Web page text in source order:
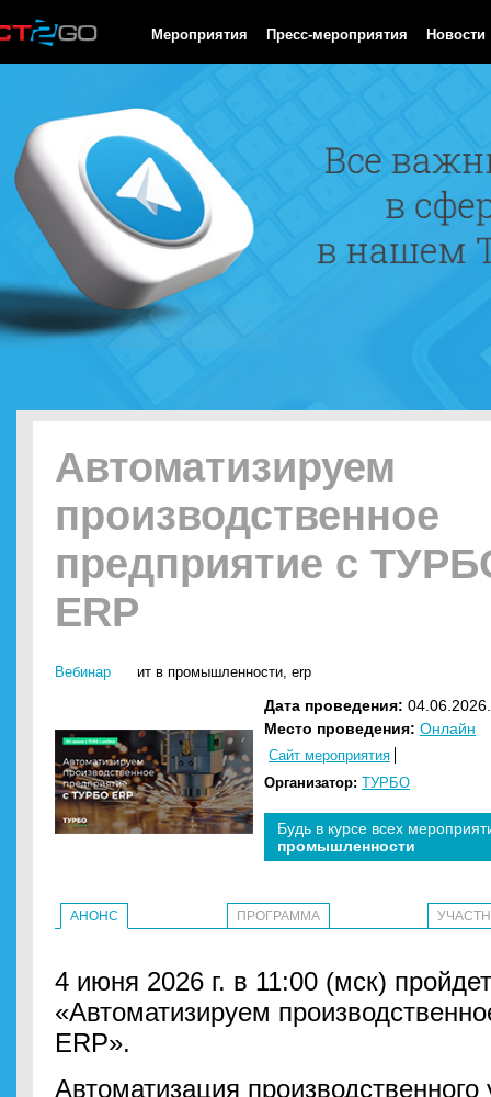
Мероприятия Пресс-мероприятия Новости
Автоматизируем
производственное
предприятие с
ERP
Вебинар ит в промышленности, erp
Дата проведения:
Место проведения: Онлайн
Сайт мероприятия
Организатор: ТУРБО
Будь в курсе всех
промышленности
АНОНС ПРОГРАММА
4 июня 2026 г. в 11:00 (мск)
«Автоматизируем
ERP».
Автоматизация производственного